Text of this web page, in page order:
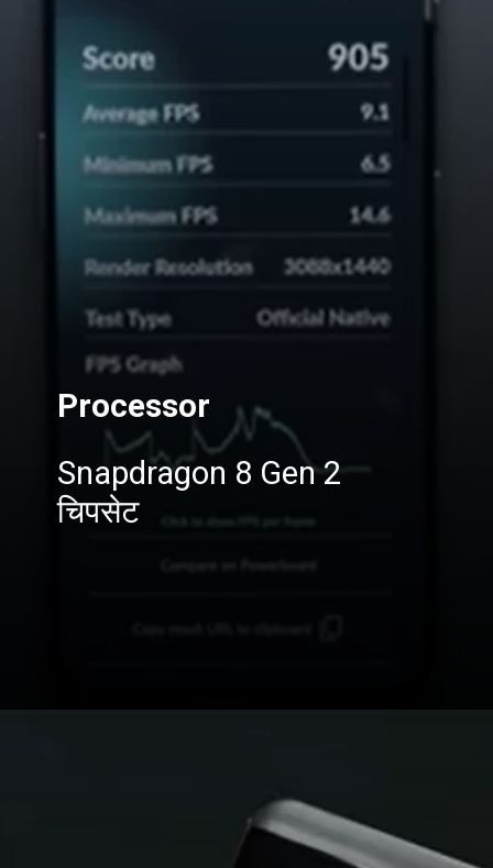
Processor
Snapdragon 8 Gen 2
चिपसेट